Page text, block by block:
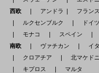
西欧
アンドラ フラン
ルクセンブルク
ドイ
モナコ
スペイン
南欧
ヴァチカン イ
クロアチア
北マケド
キプロス
マルタ